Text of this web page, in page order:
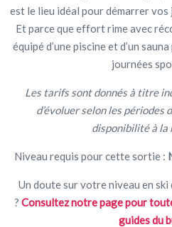
est le lieu idéal pour démarrer vos
Et parce que effort rime avec
équipé d’une piscine et d’un
journées
Les tarifs sont donnés à titre
d’évoluer selon les périodes
disponibilité à la
Niveau requis pour cette sortie :
Un doute sur votre niveau en
? Consultez notre page pour
guides du